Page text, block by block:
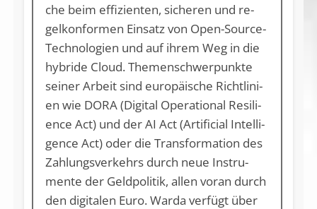
che beim ef­fi­zi­en­ten, si­che­ren und re­
gel­kon­for­men Ein­satz von Open-Sour­ce-
Tech­no­lo­gi­en und auf ih­rem Weg in die
hy­bri­de Cloud. The­men­schwer­punk­te
sei­ner Ar­beit sind eu­ro­päi­sche Richt­li­ni­
en wie DO­RA (Di­gi­tal Ope­ra­tio­nal Resi­li­
ence Act) und der AI Act (Ar­ti­fi­ci­al In­tel­li­
gence Act) oder die Trans­for­ma­ti­on des
Zah­lungs­ver­kehrs durch neue In­stru­
men­te der Geld­po­li­tik, al­len vor­an durch
den di­gi­ta­len Eu­ro. War­da ver­fügt über